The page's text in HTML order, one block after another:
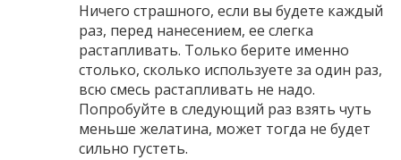
Ничего страшного, если вы будете каждый
раз, перед нанесением, ее слегка
растапливать. Только берите именно
столько, сколько используете за один раз,
всю смесь растапливать не надо.
Попробуйте в следующий раз взять чуть
меньше желатина, может тогда не будет
сильно густеть.